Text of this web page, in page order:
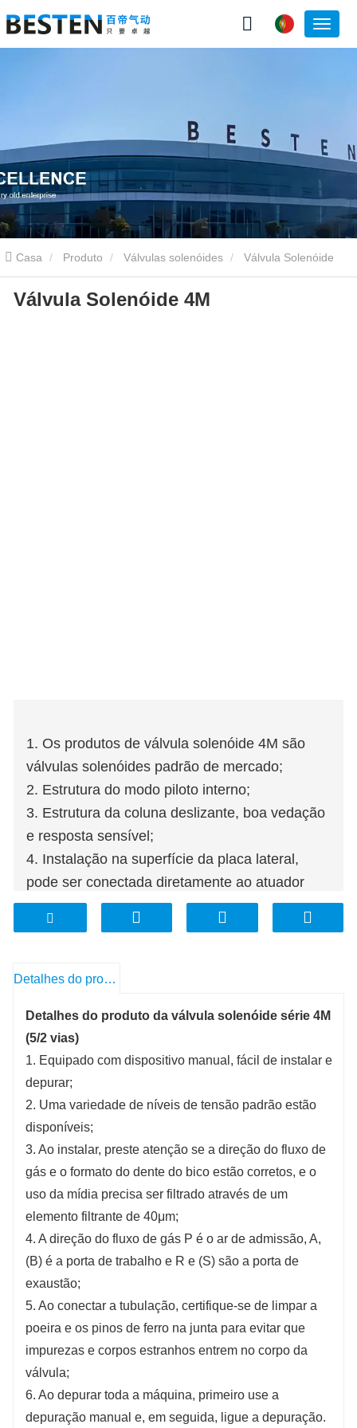
Casa Produto Válvulas solenóides
4MVálvula Solenóide 4M
1. Os produtos de válvula solenóide 4M são
válvulas solenóides padrão de mercado;
2. Estrutura do modo piloto interno;
3. Estrutura da coluna deslizante, boa vedação
e resposta sensível;
4. Instalação na superfície da placa lateral,
pode ser conectada diretamente ao atuador
para uso;
5. O furo interno adota tecnologia de
resistência ao atrito, baixa pressão de ar inicial
Detalhes do produto
Detalhes do produto da válvula solenóide série 4M
(5/2 vias)
1. Equipado com dispositivo manual, fácil de instalar e
depurar;
2. Uma variedade de níveis de tensão padrão estão
disponíveis;
3. Ao instalar, preste atenção se a direção do fluxo de
gás e o formato do dente do bico estão corretos, e o
uso da mídia precisa ser filtrado através de um
elemento filtrante de 40μm;
4. A direção do fluxo de gás P é o ar de admissão, A,
(B) é a porta de trabalho e R e (S) são a porta de
exaustão;
5. Ao conectar a tubulação, certifique-se de limpar a
poeira e os pinos de ferro na junta para evitar que
impurezas e corpos estranhos entrem no corpo da
válvula;
6. Ao depurar toda a máquina, primeiro use a
depuração manual e, em seguida, ligue a depuração.